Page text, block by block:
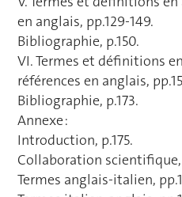
en anglais, pp.129-149.
Bibliographie, p.150.
VI. Termes et définitions
références en anglais,
Bibliographie, p.173.
Annexe :
Introduction, p.175.
Collaboration scientifique,
Termes anglais-italien,